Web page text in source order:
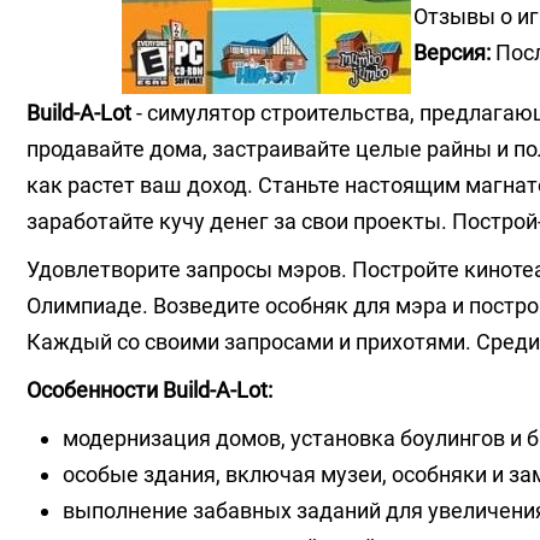
Отзывы о
Версия:
Build-A-Lot- симулятор строительства,
продавайте дома, застраивайте целые райны и
как растет ваш доход. Станьте настоящим
заработайте кучу денег за свои проекты.
Удовлетворите запросы мэров. Постройте
Олимпиаде. Возведите особняк для мэра и
Каждый со своими запросами и прихотями.
Особенности Build-A-Lot:
модернизация домов, установка боулингов и
особые здания, включая музеи, особняки и
выполнение забавных заданий для